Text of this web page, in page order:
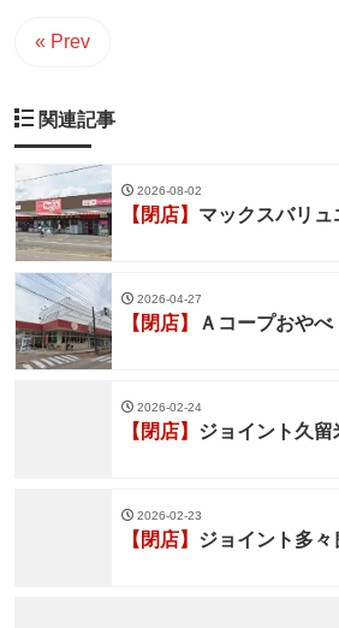
« Prev
関連記事
2026-08-02
【閉店】 マックスバリ
2026-04-27
【閉店】 Ａコープおやべ
2026-02-24
【閉店】 ジョイント久留
2026-02-23
【閉店】 ジョイント多々